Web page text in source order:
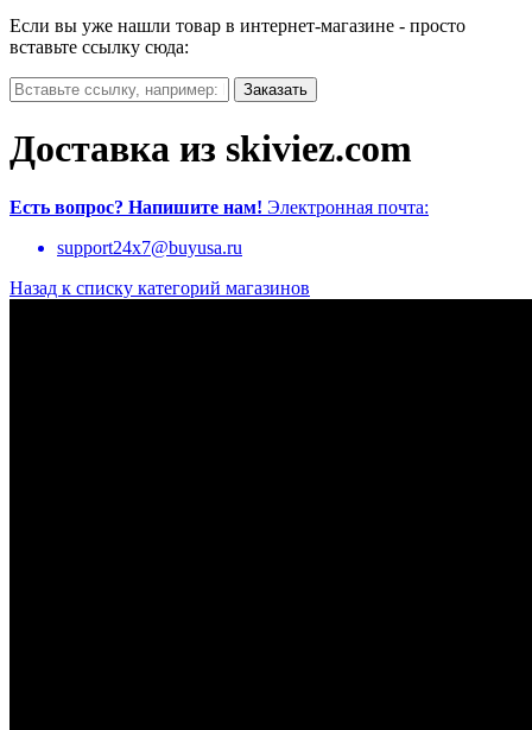
Если вы уже нашли товар в интернет-магазине - просто
вставьте ссылку сюда:
Доставка из skiviez.com
Есть вопрос? Напишите нам! Электронная почта:
support24x7@buyusa.ru
Назад к списку категорий магазинов